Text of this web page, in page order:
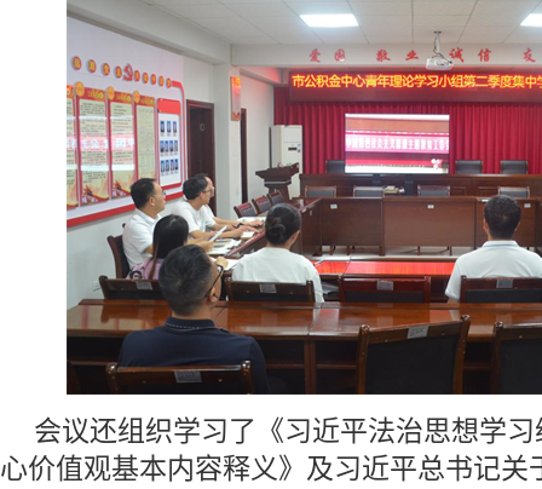
会议还组织学习了《习近平法治思想学
心价值观基本内容释义》及习近平总书记关